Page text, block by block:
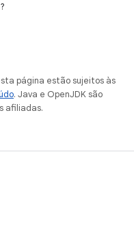
página estão sujeitos às
. Java e OpenJDK são
afiliadas.